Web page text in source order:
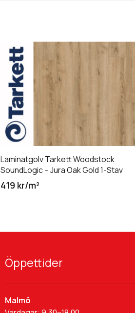
Laminatgolv Tarkett Woodstock
SoundLogic – Jura Oak Gold 1-Stav
419 kr/m²
Öppettider
Malmö